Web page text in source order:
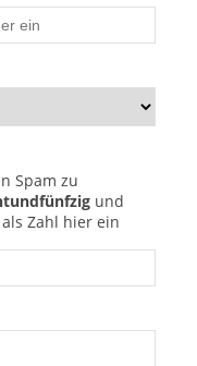
Spam zu
und
Zahl hier ein